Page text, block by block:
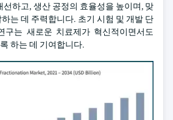
선하고, 생산 공정의 효율성을 높이며, 맞
는 데 주력합니다. 초기 시험 및 개발 단
구는 새로운 치료제가 혁신적이면서도
하는 데 기여합니다.